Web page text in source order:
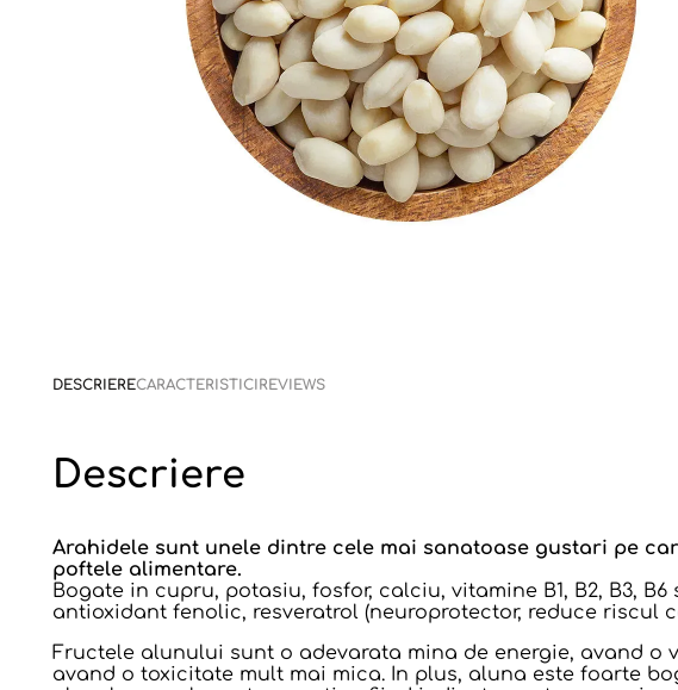
DESCRIERECARACTERISTICI REVIEWS
Descriere
Arahidele sunt unele dintre cele mai sanatoase gustari pe
poftele alimentare.
Bogate in cupru, potasiu, fosfor, calciu, vitamine B1, B2, B3,
antioxidant fenolic, resveratrol (neuroprotector, reduce riscul
Fructele alunului sunt o adevarata mina de energie, avand
avand o toxicitate mult mai mica. In plus, aluna este foarte